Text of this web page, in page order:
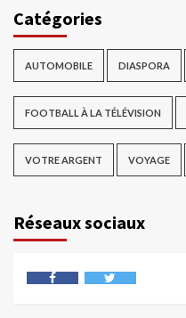
Catégories
AUTOMOBILE DIASPORA
FOOTBALL À LA TÉLÉVISION
VOTRE ARGENT VOYAGE
Réseaux sociaux